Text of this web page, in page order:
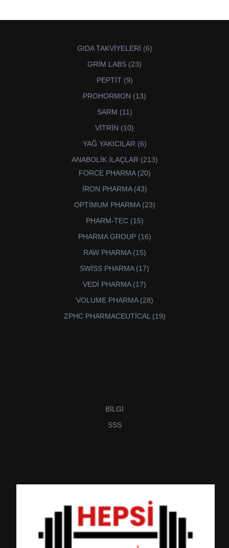
GIDA TAKVİYELERİ 66
GRİM LABS 2323
PEPTİT 99
PROHORMON 1313
SARM 1111
VİTRİN 1010
YAĞ YAKICILAR 66
ANABOLİK İLAÇLAR 213213
FORCE PHARMA 2020
İRON PHARMA 4343
OPTİMUM PHARMA 2323
PHARM-TEC 1515
PHARMA GROUP 1616
RAW PHARMA 1515
SWİSS PHARMA 1717
VEDİ PHARMA 1717
VOLUME PHARMA 2828
ZPHC PHARMACEUTİCAL 1919
BİLGİ
SSS